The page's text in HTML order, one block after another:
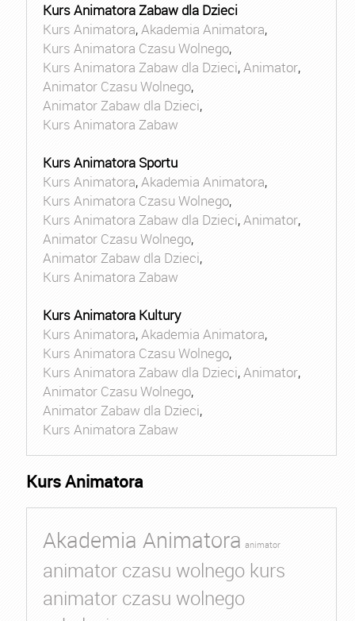
Kurs Animatora Zabaw dla Dzieci
Kurs Animatora,Akademia Animatora,
Kurs Animatora Czasu Wolnego,
Kurs Animatora Zabaw dla Dzieci,Animator,
Animator Czasu Wolnego,
Animator Zabaw dla Dzieci,
Kurs Animatora Zabaw
Kurs Animatora Sportu
Kurs Animatora,Akademia Animatora,
Kurs Animatora Czasu Wolnego,
Kurs Animatora Zabaw dla Dzieci,Animator,
Animator Czasu Wolnego,
Animator Zabaw dla Dzieci,
Kurs Animatora Zabaw
Kurs Animatora Kultury
Kurs Animatora,Akademia Animatora,
Kurs Animatora Czasu Wolnego,
Kurs Animatora Zabaw dla Dzieci,Animator,
Animator Czasu Wolnego,
Animator Zabaw dla Dzieci,
Kurs Animatora Zabaw
Kurs Animatora
Akademia Animatora animator
animator czasu wolnego kurs
animator czasu wolnego